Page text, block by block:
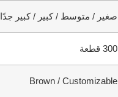
صغير / متوسط / كبير / كبير جدًا
300 قطعة
Brown / Customizable